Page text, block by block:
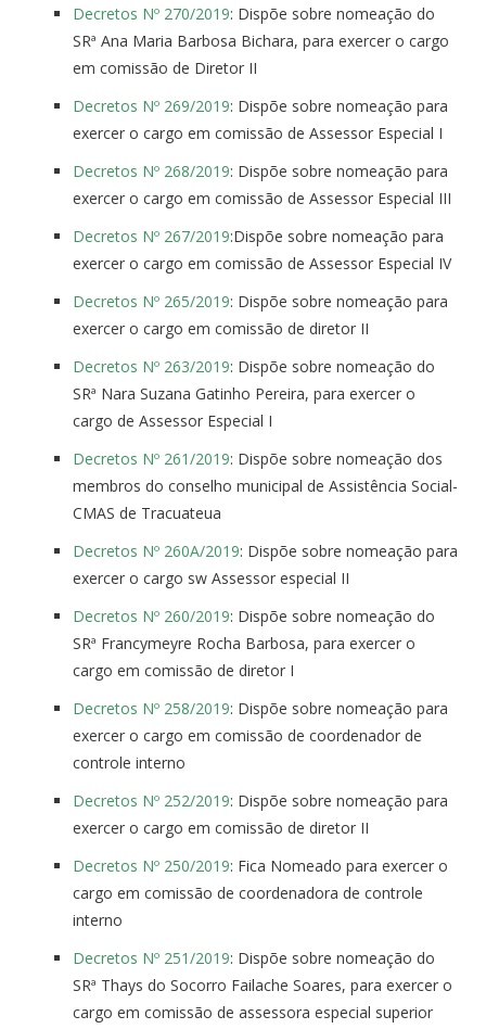
Decretos Nº 270/2019: Dispõe sobre nomeação do
SRª Ana Maria Barbosa Bichara, para exercer o cargo
em comissão de Diretor II
Decretos Nº 269/2019: Dispõe sobre nomeação para
exercer o cargo em comissão de Assessor Especial I
Decretos Nº 268/2019: Dispõe sobre nomeação para
exercer o cargo em comissão de Assessor Especial III
Decretos Nº 267/2019:Dispõe sobre nomeação para
exercer o cargo em comissão de Assessor Especial IV
Decretos Nº 265/2019: Dispõe sobre nomeação para
exercer o cargo em comissão de diretor II
Decretos Nº 263/2019: Dispõe sobre nomeação do
SRª Nara Suzana Gatinho Pereira, para exercer o
cargo de Assessor Especial I
Decretos Nº 261/2019: Dispõe sobre nomeação dos
membros do conselho municipal de Assistência Social-
CMAS de Tracuateua
Decretos Nº 260A/2019: Dispõe sobre nomeação para
exercer o cargo sw Assessor especial II
Decretos Nº 260/2019: Dispõe sobre nomeação do
SRª Francymeyre Rocha Barbosa, para exercer o
cargo em comissão de diretor I
Decretos Nº 258/2019: Dispõe sobre nomeação para
exercer o cargo em comissão de coordenador de
controle interno
Decretos Nº 252/2019: Dispõe sobre nomeação para
exercer o cargo em comissão de diretor II
Decretos Nº 250/2019: Fica Nomeado para exercer o
cargo em comissão de coordenadora de controle
interno
Decretos Nº 251/2019: Dispõe sobre nomeação do
SRª Thays do Socorro Failache Soares, para exercer o
cargo em comissão de assessora especial superior